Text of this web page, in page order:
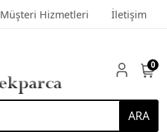
Müşteri Hizmetleri İletişim
ARA
0